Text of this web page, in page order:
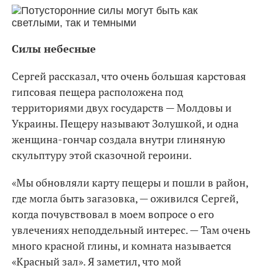
Силы небесные
Сергей рассказал, что очень большая карстовая
гипсовая пещера расположена под
территориями двух государств — Молдовы и
Украины. Пещеру называют Золушкой, и одна
женщина-гончар создала внутри глиняную
скульптуру этой сказочной героини.
«Мы обновляли карту пещеры и пошли в район,
где могла быть загазовка, — оживился Сергей,
когда почувствовал в моем вопросе о его
увлечениях неподдельный интерес. — Там очень
много красной глины, и комната называется
«Красный зал». Я заметил, что мой